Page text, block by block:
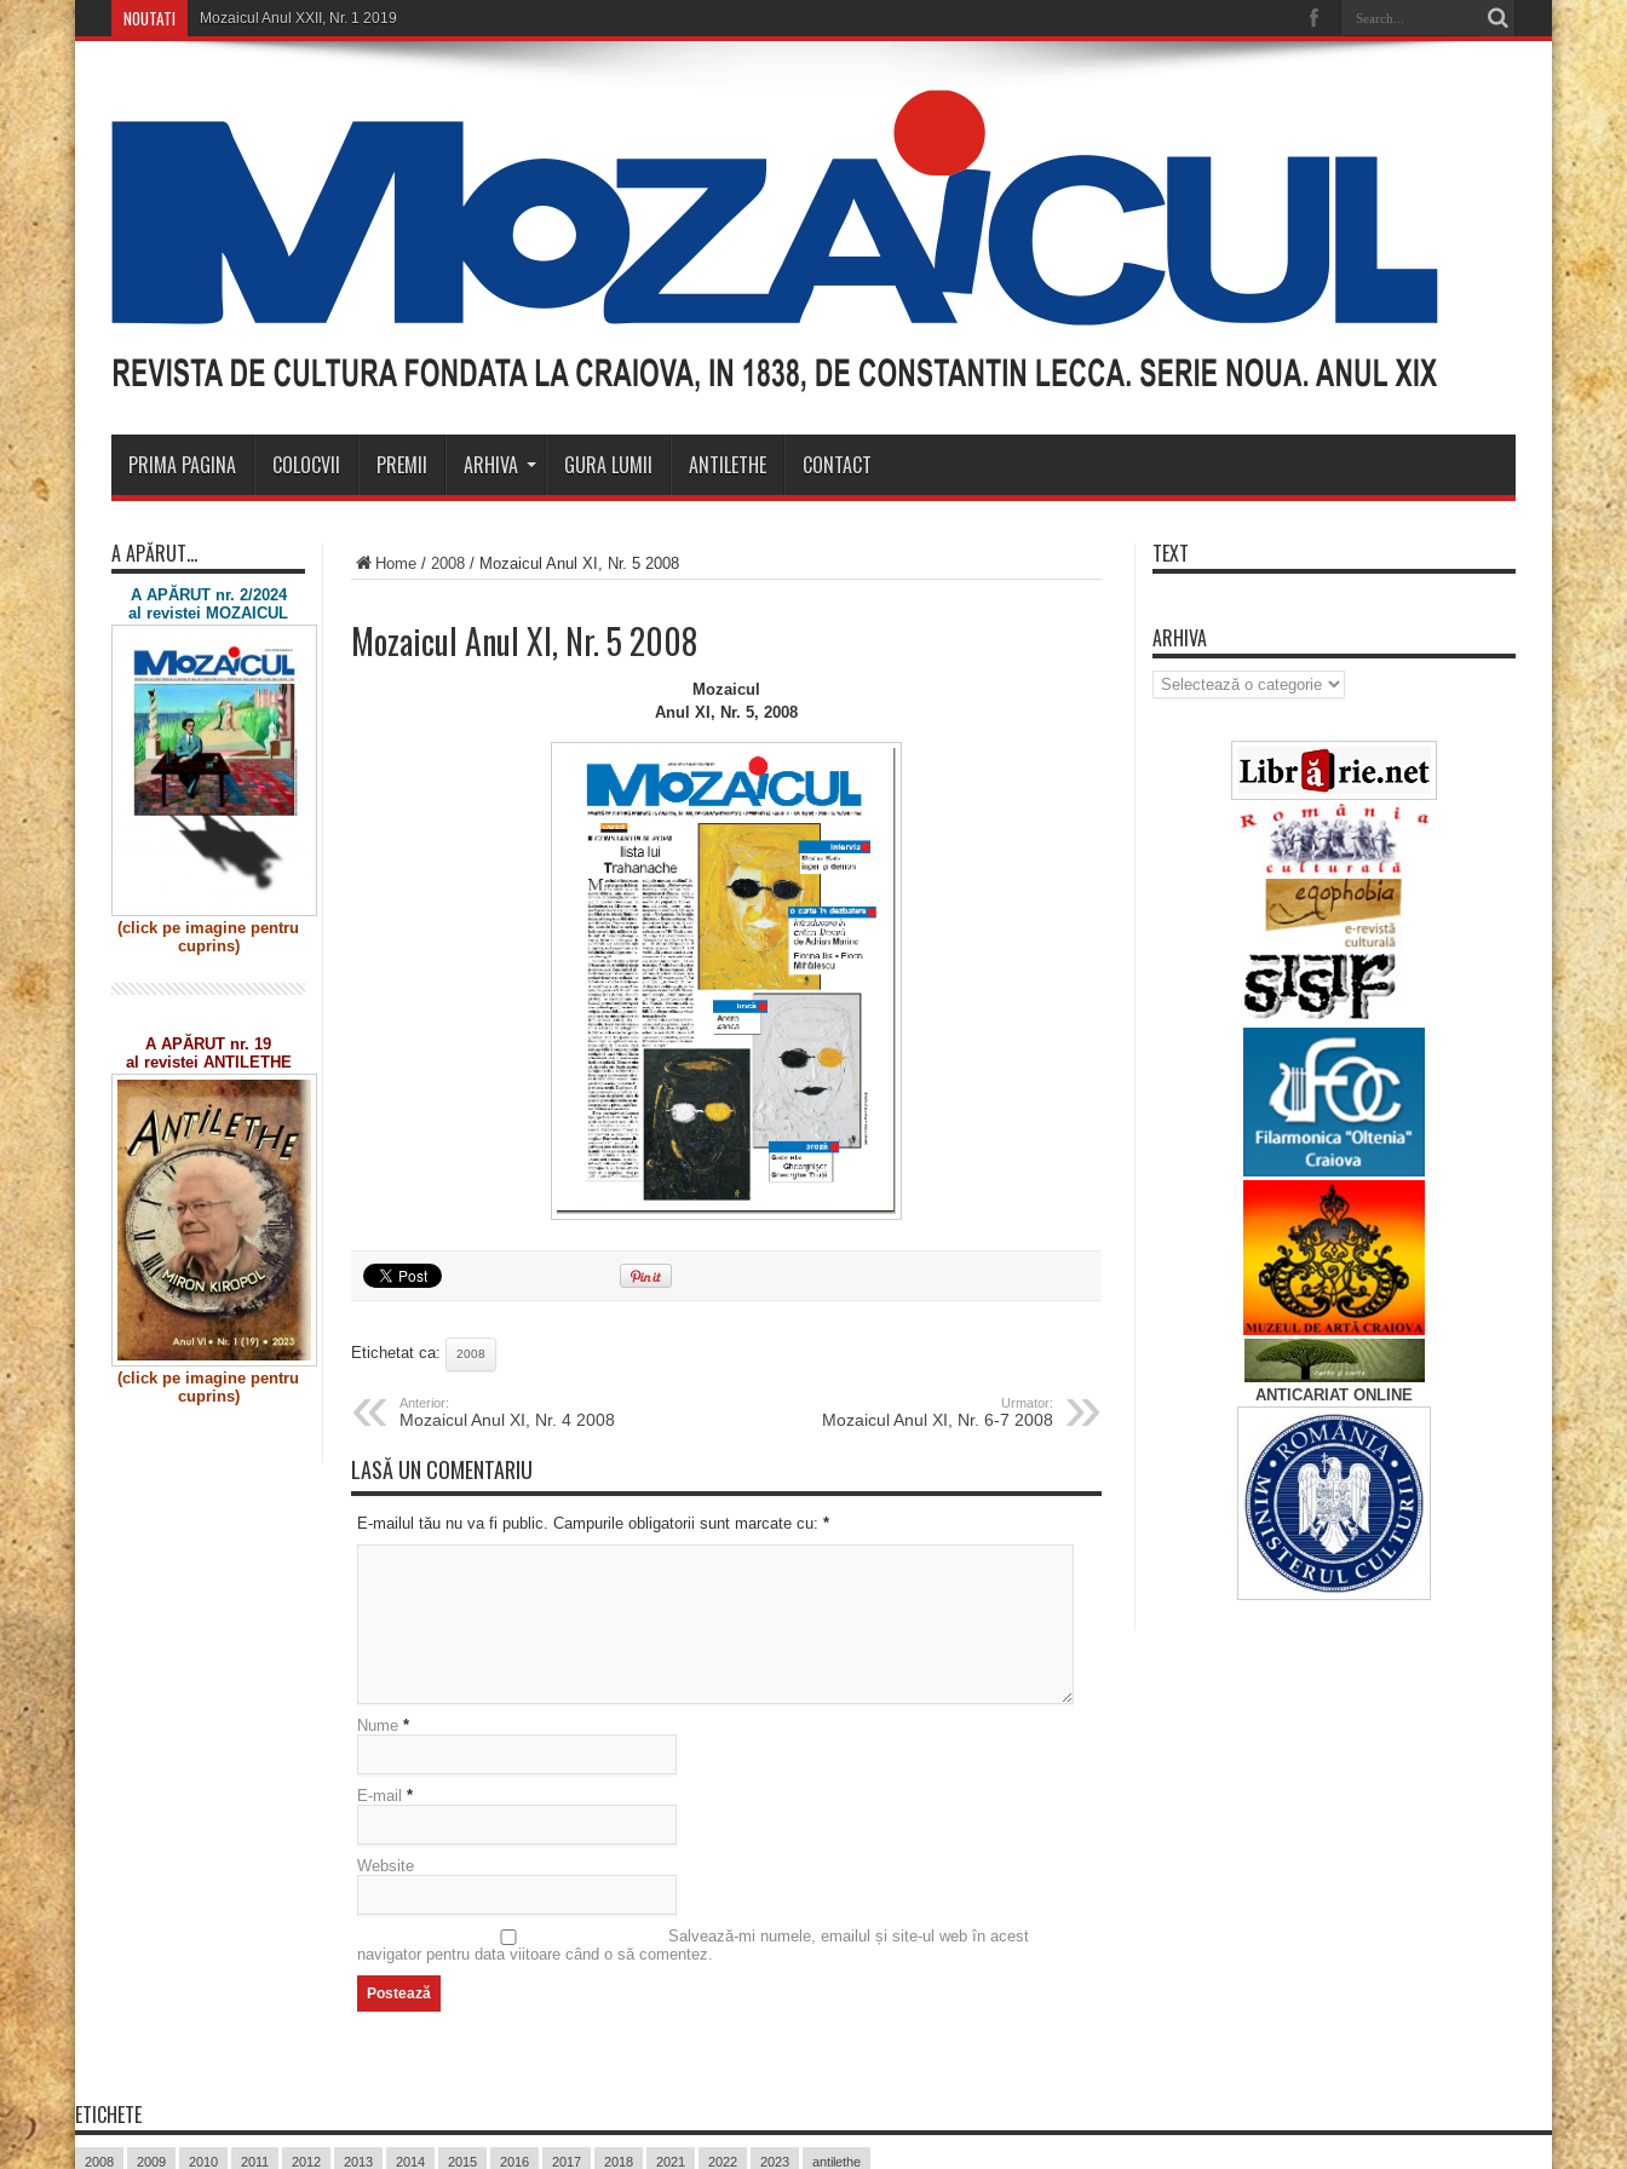
NOUTATI
PRIMA PAGINA COLOCVII PREMII ARHIVA GURA LUMII ANTILETHE CONTACT
Home / 2008 / Mozaicul Anul XI, Nr. 5 2008
Mozaicul Anul XI, Nr. 5 2008
Mozaicul
Anul XI, Nr. 5, 2008
Etichetat ca: 2008
Anterior:
Mozaicul Anul XI, Nr. 4 2008
Urmator:
Mozaicul Anul XI, Nr. 6-7 2008
LASĂ UN COMENTARIU
E-mailul tău nu va fi public. Campurile obligatorii sunt marcate cu: *
Nume *
E-mail *
Website
Salvează-mi numele, emailul și site-ul web în acest
navigator pentru data viitoare când o să comentez.
A APĂRUT…
A APĂRUT nr. 2/2024
al revistei MOZAICUL
(click pe imagine pentru
cuprins)
A APĂRUT nr. 19
al revistei ANTILETHE
(click pe imagine pentru
cuprins)
TEXT
ARHIVA
Arhiva
ANTICARIAT ONLINE
ETICHETE
2008 2009 2010 2011 2012 2013 2014 2015 2016 2017 2018 2021 2022 2023 antilethe